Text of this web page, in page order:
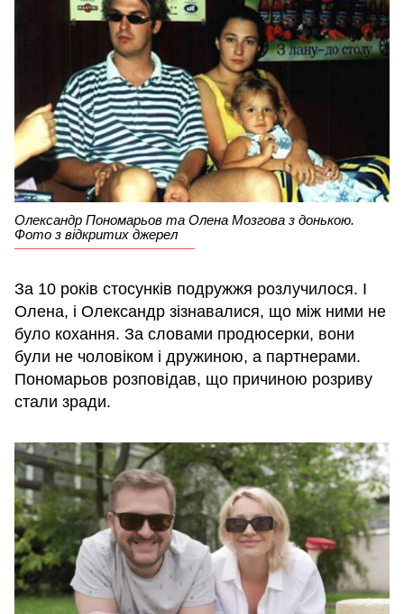
Олександр Пономарьов та Олена Мозгова з донькою.
Фото з відкритих джерел
За 10 років стосунків подружжя розлучилося. І
Олена, і Олександр зізнавалися, що між ними не
було кохання. За словами продюсерки, вони
були не чоловіком і дружиною, а партнерами.
Пономарьов розповідав, що причиною розриву
стали зради.